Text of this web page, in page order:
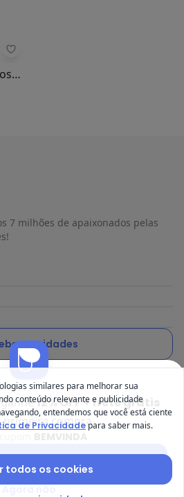
Lar e Lazer - (Ativador de
7 milhões de apaixonados pelas
novidades
Posthaus Ltda / CNPJ:
202 Bairro Badenfurt - 89.070-
ganhe12% OFF + frete grátis
primeira compra
similares para melhorar sua
conteúdo relevante e publicidade
entendemos que você está ciente
de Privacidade para saber mais.
todos os cookies